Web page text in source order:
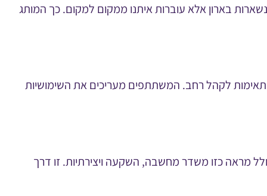
בארון אלא עוברות איתנו ממקום למקום. כך המותג
לקהל רחב. המשתתפים מעריכים את השימושיות
מראה כזו משדר מחשבה, השקעה ויצירתיות. זו דרך